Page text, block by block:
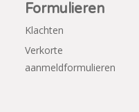
Formulieren
Klachten
Verkorte
aanmeldformulieren